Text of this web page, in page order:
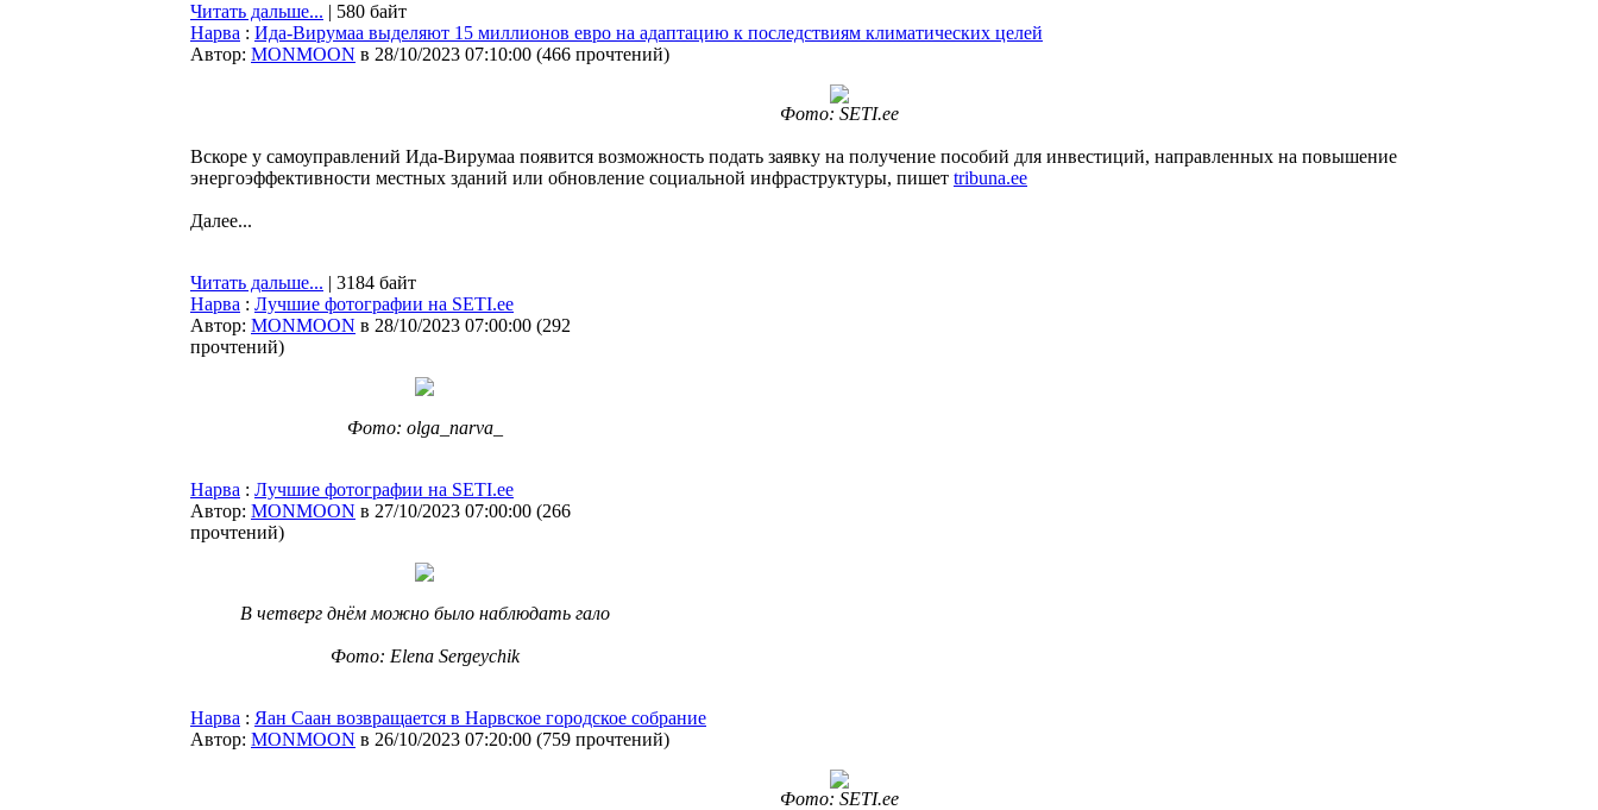
Читать дальше... | 580 байт
Нарва : Ида-Вирумаа выделяют 15 миллионов евро на адаптацию к последствиям климатических целей
Автор: MONMOON в 28/10/2023 07:10:00 (466 прочтений)
Фото: SETI.ee
Вскоре у самоуправлений Ида-Вирумаа появится возможность подать заявку на получение пособий для инвестиций, направленных на повышение
энергоэффективности местных зданий или обновление социальной инфраструктуры, пишет tribuna.ee
Далее...
Читать дальше... | 3184 байт
Нарва : Лучшие фотографии на SETI.ee
Автор: MONMOON в 28/10/2023 07:00:00 (292
прочтений)
Фото: olga_narva_
Нарва : Лучшие фотографии на SETI.ee
Автор: MONMOON в 27/10/2023 07:00:00 (266
прочтений)
В четверг днём можно было наблюдать гало
Фото: Elena Sergeychik
Нарва : Яан Саан возвращается в Нарвское городское собрание
Автор: MONMOON в 26/10/2023 07:20:00 (759 прочтений)
Фото: SETI.ee